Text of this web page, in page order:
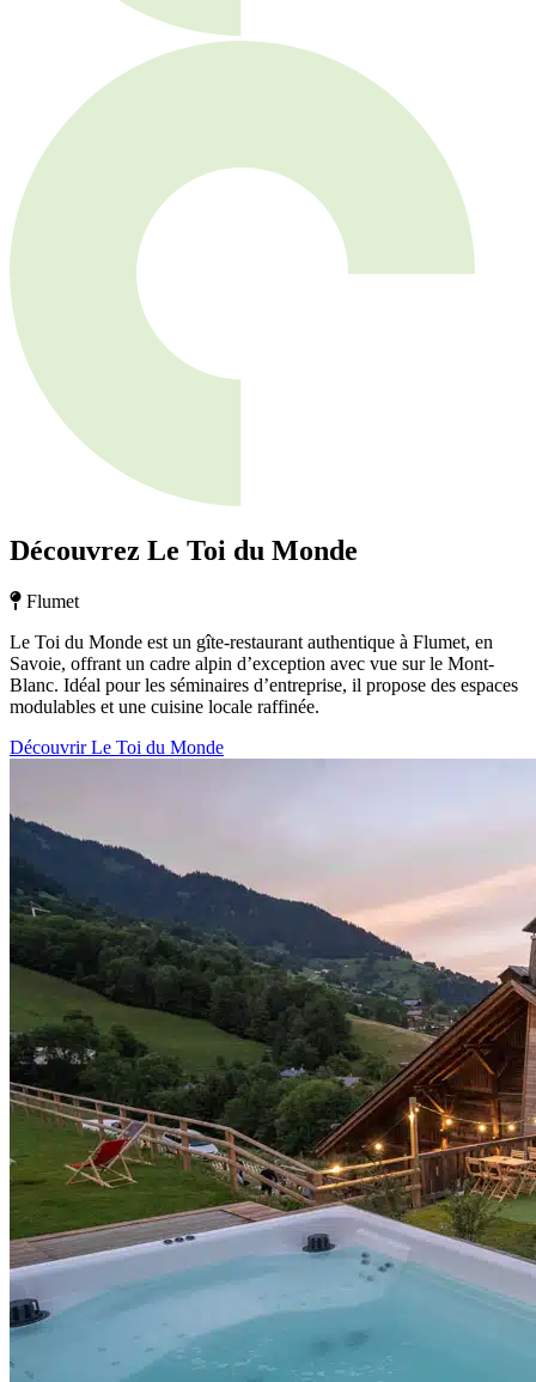
Découvrez Le Toi du Monde
Flumet
Le Toi du Monde est un gîte-restaurant authentique à Flumet, en
Savoie, offrant un cadre alpin d’exception avec vue sur le Mont-
Blanc. Idéal pour les séminaires d’entreprise, il propose des espaces
modulables et une cuisine locale raffinée.
Découvrir Le Toi du Monde